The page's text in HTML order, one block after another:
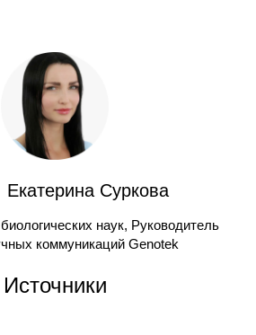
Суркова
наук, Руководитель
коммуникаций Genotek
Источники